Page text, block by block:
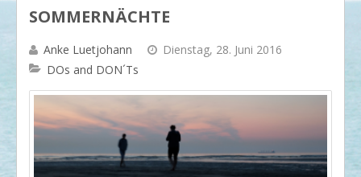
SHOP
Legendäre Strandbars
Dinner with friends
I love my dog!
Wusstet Ihr schon?
SOMMERNÄCHTE
Anke Luetjohann
Dienstag, 28. Juni 2016
DOs and DON´Ts